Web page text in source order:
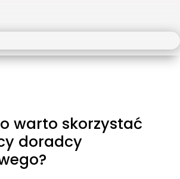
warto skorzystać
doradcy